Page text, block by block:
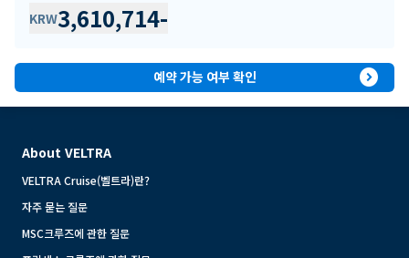
KRW3,610,714-
예약 가능 여부 확인 expand_circle_right
About VELTRA
VELTRA Cruise(벨트라)란?
자주 묻는 질문
MSC크루즈에 관한 질문